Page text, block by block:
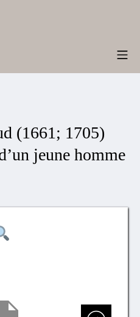
(1661; 1705)
jeune homme